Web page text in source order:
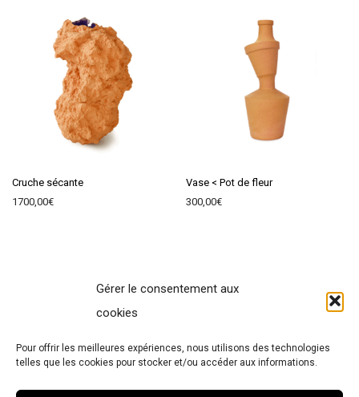
Gérer le consentement aux
cookies
Pour offrir les meilleures expériences, nous utilisons des technologies
telles que les cookies pour stocker et/ou accéder aux informations.
Cruche sécante
1700,00€
Vase < Pot de fleur
300,00€
Legal Notice
Cookies policy